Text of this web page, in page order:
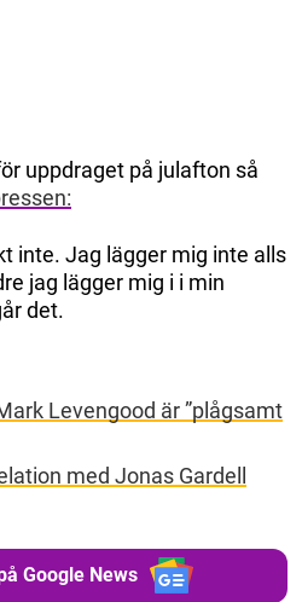
uppdraget på julafton så
inte. Jag lägger mig inte alls
jag lägger mig i i min
det.
Levengood är ”plågsamt
med Jonas Gardell
Google News